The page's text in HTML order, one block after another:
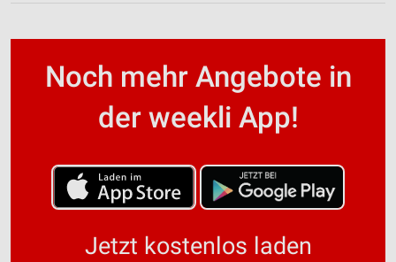
Noch mehr Angebote in
der weekli App!
Jetzt kostenlos laden